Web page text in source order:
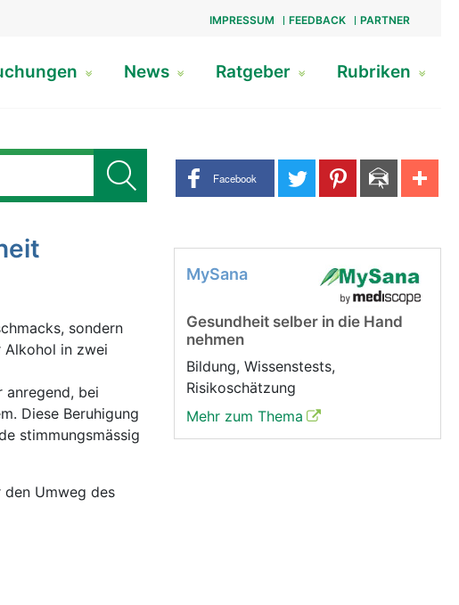
IMPRESSUM FEEDBACK PARTNER
News Ratgeber Rubriken
Share buttons
Facebook
sondern
Alkohol in zwei
anregend, bei
Diese Beruhigung
stimmungsmässig
Umweg des
MySana
Gesundheit selber in die Hand
nehmen
Bildung, Wissenstests,
Risikoschätzung
Mehr zum Thema